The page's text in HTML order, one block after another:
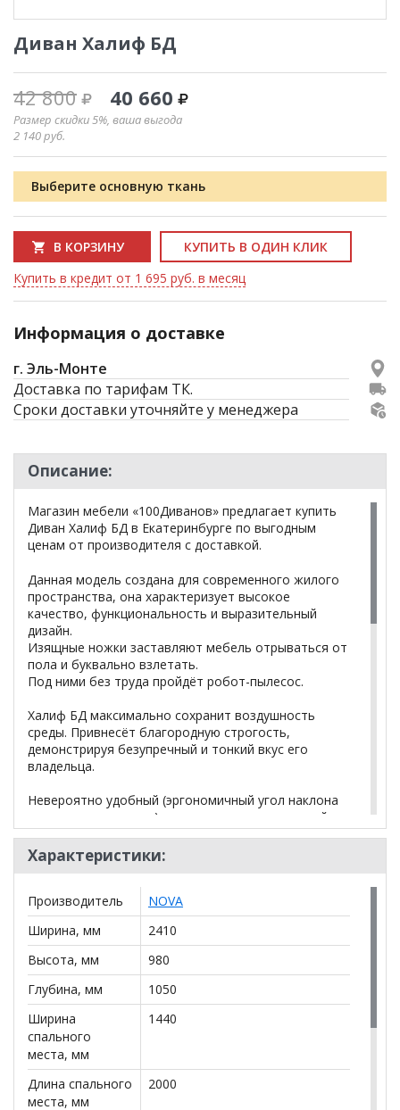
Диван Халиф БД
42 800 40 660
Размер скидки 5%, ваша выгода
2 140руб.
Выберите основную ткань
В КОРЗИНУ
КУПИТЬ В ОДИН КЛИК
Купить в кредит от 1 695 руб. в месяц
Информация о доставке
г. Эль-Монте
Доставка по тарифам ТК.
Сроки доставки уточняйте у менеджера
Описание:
Магазин мебели «100Диванов» предлагает купить
Диван Халиф БД в Екатеринбурге по выгодным
ценам от производителя с доставкой.
Данная модель создана для современного жилого
пространства, она характеризует высокое
качество, функциональность и выразительный
дизайн.
Изящные ножки заставляют мебель отрываться от
пола и буквально взлетать.
Под ними без труда пройдёт робот-пылесос.
Халиф БД максимально сохранит воздушность
среды. Привнесёт благородную строгость,
демонстрируя безупречный и тонкий вкус его
владельца.
Невероятно удобный (эргономичный угол наклона
приспинных подушек) и удивительно практичный
(механизм трансформации «Пантограф»
обеспечивает его быстрое и лёгкое превращение в
ровную и комфортную кровать).
Высочайшее качество материалов, используемых
при изготовлении этого дивана, служит гарантией
надёжности и долговечности данной модели.
- При трансформации не требуется расстояние
между диваном и стеной
- Посадочное место: пружина «змейка»,
высокоэластичный ППУ, синтепон
- Чехол: только из ткани
- Опоры: металл
Кол-во ед. в транспортной упаковке: 3 шт. Вес
Характеристики:
Производитель
NOVA
Ширина, мм
2410
Высота, мм
980
Глубина, мм
1050
Ширина
спального
места, мм
1440
Длина спального
места, мм
2000